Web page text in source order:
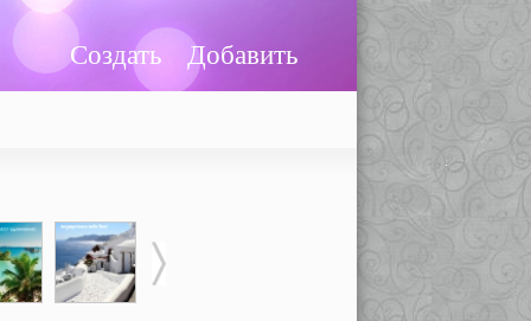
Добавить
Создать